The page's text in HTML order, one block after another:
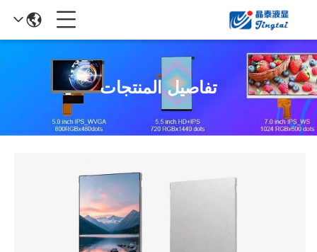
تفاصيل المنتجات